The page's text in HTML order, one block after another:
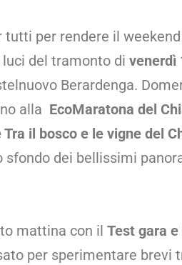
tutti per rendere il weekend
del tramonto di venerdì
Berardenga.
alla EcoMaratona del
il bosco e le vigne del
dei bellissimi
mattina con il Test gara
per sperimentare brevi